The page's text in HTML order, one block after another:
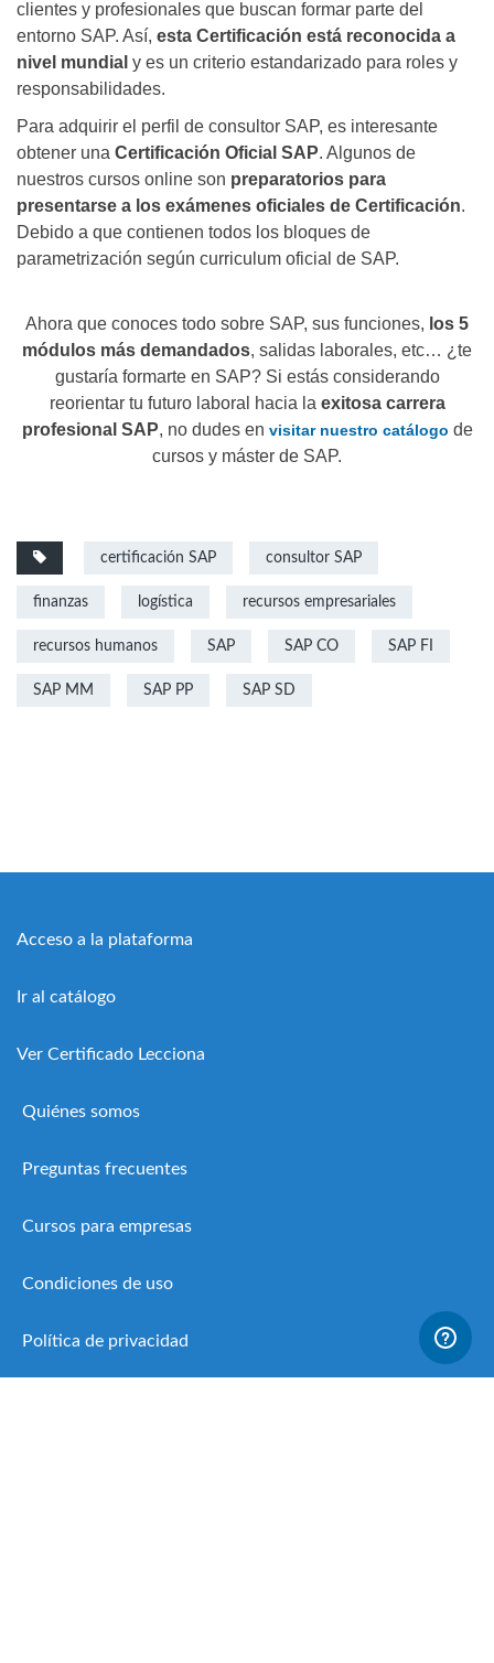
clientes y profesionales que buscan formar parte del
entorno SAP. Así, esta Certificación está reconocida a
nivel mundial y es un criterio estandarizado para roles y
responsabilidades.
Para adquirir el perfil de consultor SAP, es interesante
obtener una Certificación Oficial SAP. Algunos de
nuestros cursos online son preparatorios para
presentarse a los exámenes oficiales de Certificación.
Debido a que contienen todos los bloques de
parametrización según curriculum oficial de SAP.
Ahora que conoces todo sobre SAP, sus funciones, los 5
módulos más demandados, salidas laborales, etc… ¿te
gustaría formarte en SAP? Si estás considerando
reorientar tu futuro laboral hacia la exitosa carrera
profesional SAP, no dudes en visitar nuestro catálogo de
cursos y máster de SAP.
certificación SAP consultor SAP
finanzas logística recursos empresariales
recursos humanos SAP SAP CO SAP FI
SAP MM SAP PP SAP SD
Acceso a la plataforma
Ir al catálogo
Ver Certificado Lecciona
Quiénes somos
Preguntas frecuentes
Cursos para empresas
Condiciones de uso
Política de privacidad